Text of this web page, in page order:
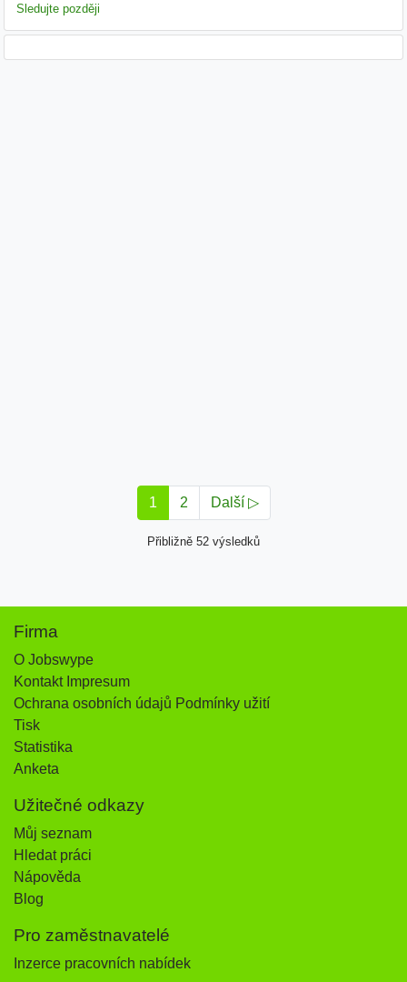
Sledujte později
1 2 Další ▷
Přibližně 52 výsledků
Firma
O Jobswype
Kontakt Impresum
Ochrana osobních údajů Podmínky užití
Tisk
Statistika
Anketa
Užitečné odkazy
Můj seznam
Hledat práci
Nápověda
Blog
Pro zaměstnavatelé
Inzerce pracovních nabídek